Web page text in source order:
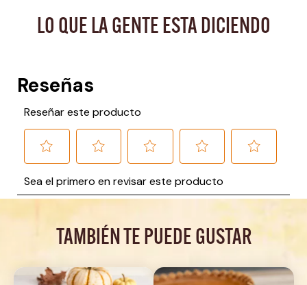
LO QUE LA GENTE ESTA DICIENDO
TAMBIÉN TE PUEDE GUSTAR